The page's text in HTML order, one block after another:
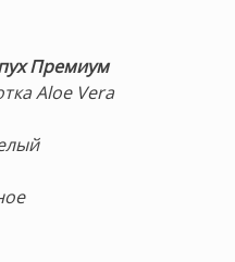
Премиум
Aloe Vera